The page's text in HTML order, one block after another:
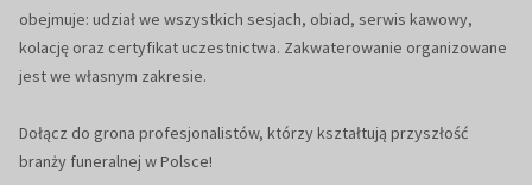
obejmuje: udział we wszystkich sesjach, obiad, serwis kawowy,
kolację oraz certyfikat uczestnictwa. Zakwaterowanie organizowane
jest we własnym zakresie.
Dołącz do grona profesjonalistów, którzy kształtują przyszłość
branży funeralnej w Polsce!